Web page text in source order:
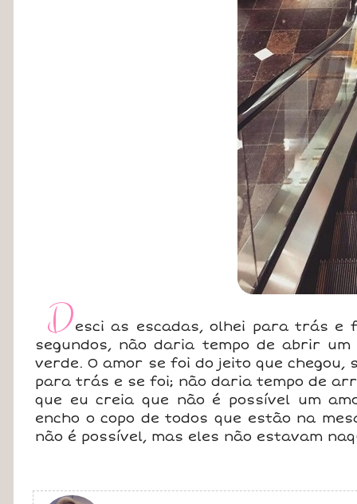
Desci as escadas, olhei para trás e
segundos, não daria tempo de abrir
verde. O amor se foi do jeito que
para trás e se foi; não daria tempo de
que eu creia que não é possível um
encho o copo de todos que estão na
não é possível, mas eles não estavam